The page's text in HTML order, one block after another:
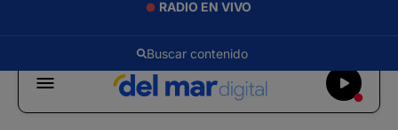
RADIO EN VIVO